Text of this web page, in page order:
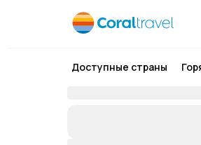
Доступные страны